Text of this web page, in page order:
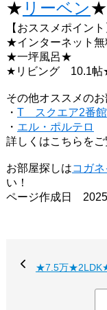
★ リーベン★
【おススメポイント
★インターネット
★一坪風呂★
★リビング 10.1
その他オススメのお
・ T スクエア2番館
・ エル・ポルテロ
詳しくはこちらをご
お部屋探しはコガ
い！
ページ作成日
★7.5万